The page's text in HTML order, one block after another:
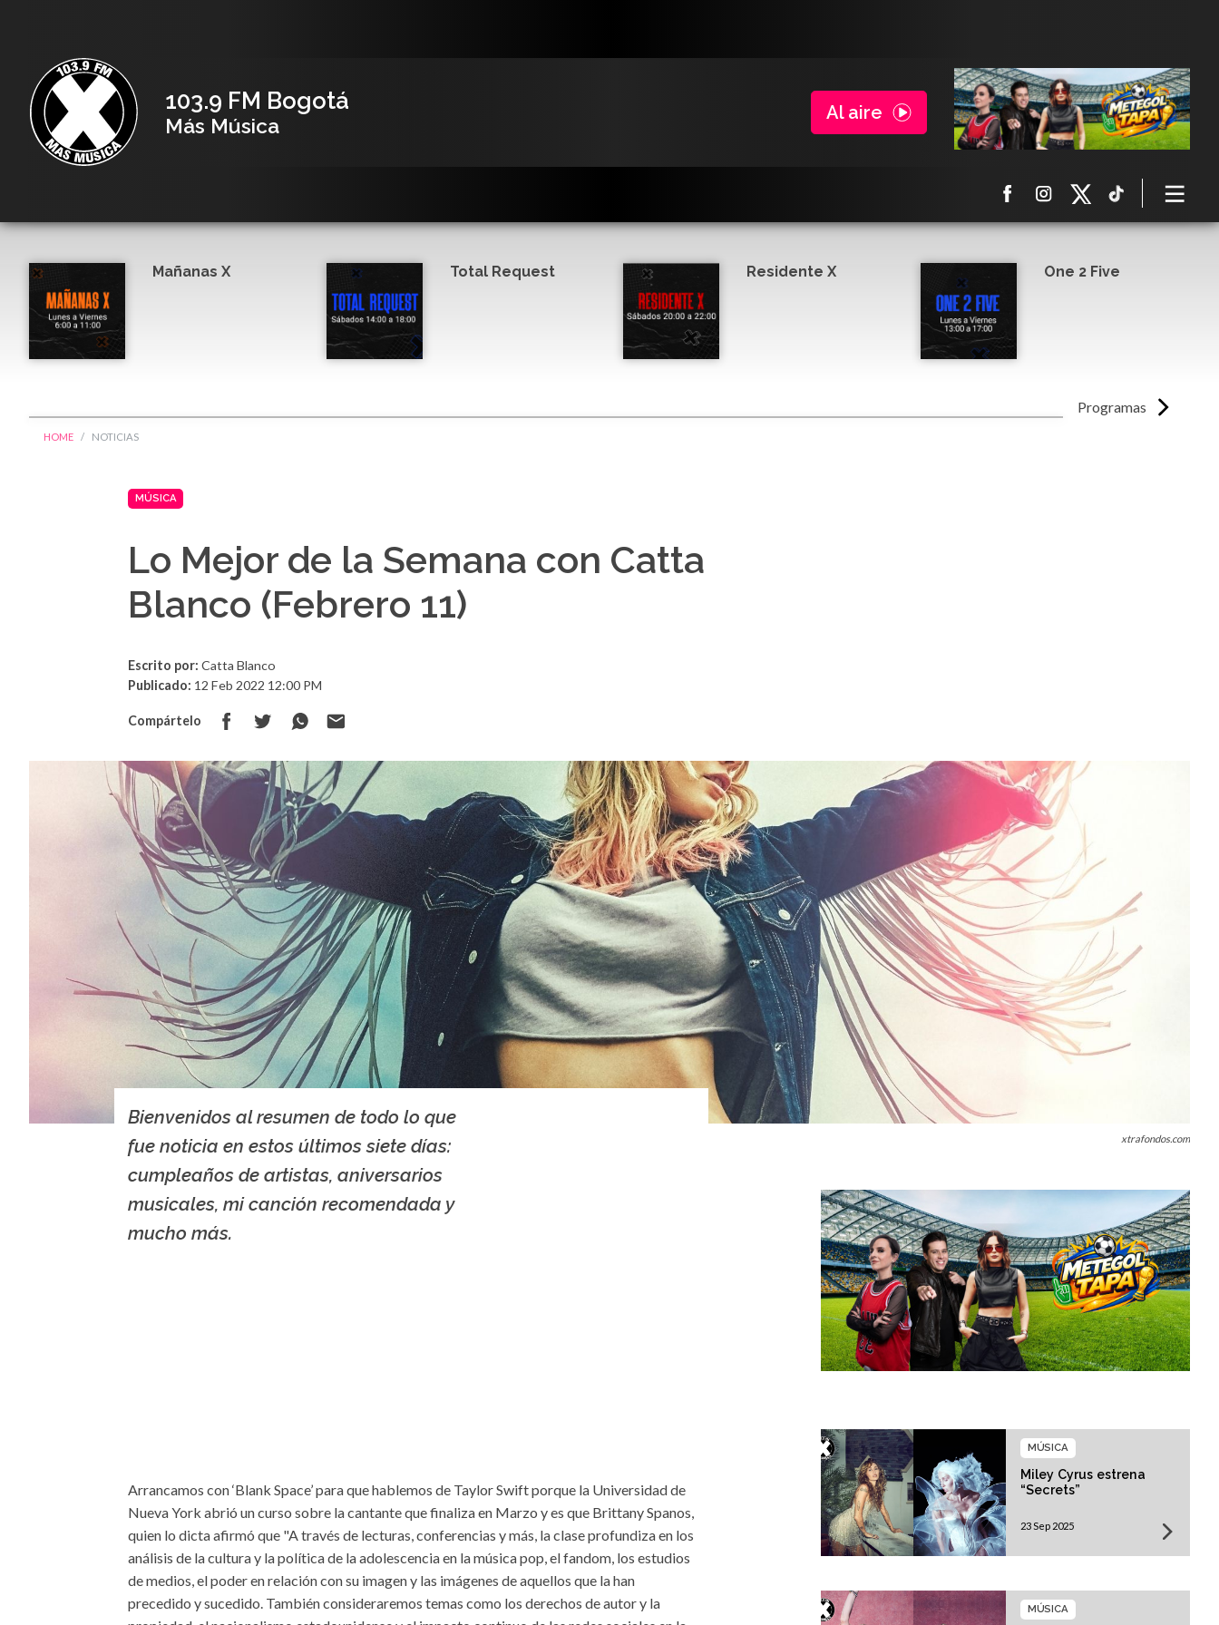
103.9 FM Bogotá
Más Música
Al aire
Programas
Mañanas X Total Request Residente X One 2 Five
HOME NOTICIAS
MÚSICA
Lo Mejor de la Semana con Catta
Blanco (Febrero 11)
Escrito por: Catta Blanco
Publicado: 12 Feb 2022 12:00 PM
Compártelo
xtrafondos.com
Bienvenidos al resumen de todo lo que
fue noticia en estos últimos siete días:
cumpleaños de artistas, aniversarios
musicales, mi canción recomendada y
mucho más.
Arrancamos con ‘Blank Space’ para que hablemos de Taylor Swift porque la Universidad de
Nueva York abrió un curso sobre la cantante que finaliza en Marzo y es que Brittany Spanos,
quien lo dicta afirmó que "A través de lecturas, conferencias y más, la clase profundiza en los
análisis de la cultura y la política de la adolescencia en la música pop, el fandom, los estudios
de medios, el poder en relación con su imagen y las imágenes de aquellos que la han
precedido y sucedido. También consideraremos temas como los derechos de autor y la
Miley Cyrus estrena
“Secrets”
MÚSICA
23 Sep 2025
MÚSICA